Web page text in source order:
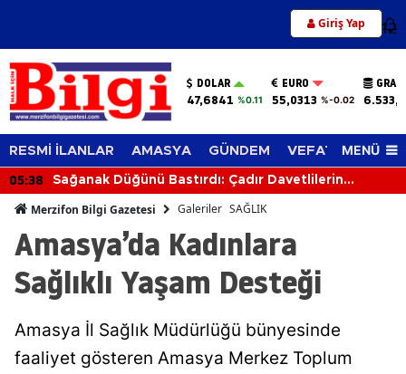
Giriş Yap 12
DOLAR
47,6841 %0.11
EURO
55,0313 %-0.02
RESMİ İLANLAR AMASYA GÜNDEM VEFAT EDENLER
MENÜ
04:10 Işıklı Kavşakta Kaza: 1 Kişi Yaralandı
Merzifon Bilgi Gazetesi Galeriler SAĞLIK
Amasya’da Kadınlara
Sağlıklı Yaşam Desteği
Amasya İl Sağlık Müdürlüğü bünyesinde
faaliyet gösteren Amasya Merkez Toplum